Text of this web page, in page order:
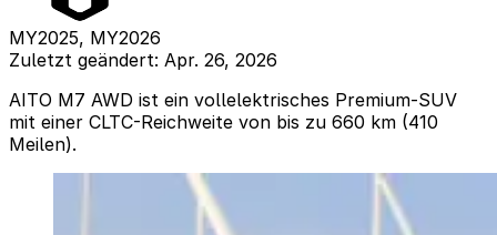
MY2025, MY2026
Zuletzt geändert: Apr. 26, 2026
AITO M7 AWD ist ein vollelektrisches Premium-SUV
mit einer CLTC-Reichweite von bis zu 660 km (410
Meilen).